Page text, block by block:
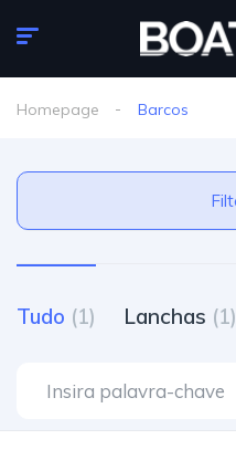
Homepage Barcos
Tudo (1) Lanchas (1)